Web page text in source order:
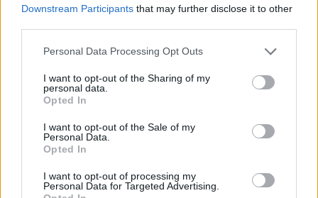
Downstream Participants that may further disclose it to other
Please note that this website/app uses one or more Google
not limited to your visit or usage behaviour. You may click to
grant or deny consent to Google and its third-party tags to
use your data for below specified purposes in below Google
consent section.
Personal Data Processing Opt Outs
I want to opt-out of the Sharing of my
personal data.
Opted In
I want to opt-out of the Sale of my
Personal Data.
Opted In
I want to opt-out of processing my
Personal Data for Targeted Advertising.
A kurzus az elektronika alapjait mutatja be a
Maxwell egyenletektől, az egyszerűbb lineáris, majd
első és másodrendű áramkörökön, a MOSFET-en, a
digitális kapukon át az impedanciáig, a szűrőkig, és
műveleti erősítőig. A listából a terület ismerőinek
kikövetkeztethető, hogy a sikeres vizsgához felsőfokú
matematika szükséges: komplex számok, határérték,
deriválás, integrálás, egyszerűbb
differenciálegyenletek készség szintű használata
nem kerülhető el.
Amellett, hogy az MIT szerintem ötösre vizsgázott,